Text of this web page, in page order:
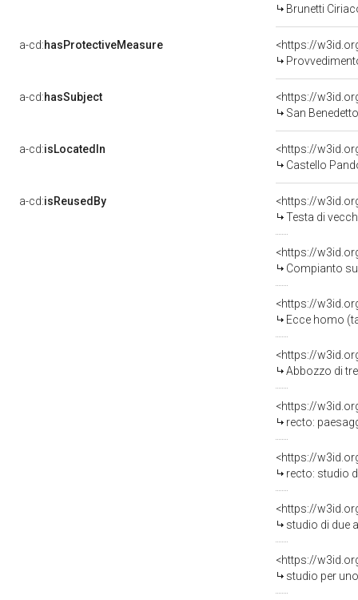
Brunetti
a-cd:hasProtectiveMeasure
<https://
a-cd:hasSubject
<https://
San Benedetto
a-cd:isLocatedIn
<https://
Castello
a-cd:isReusedBy
<https://
Testa di
<https://
Compianto
<https://
Ecce homo
<https://
Abbozzo di
<https://
recto: paesaggio
<https://
recto: studio di
<https://
studio di due
<https://
studio per uno